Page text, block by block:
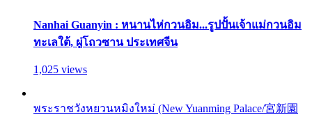
Nanhai Guanyin : หนานไห่กวนอิม...รูปปั้นเจ้าแม่กวนอิม
ทะเลใต้, ผู่โถวซาน ประเทศจีน
1,025 views
พระราชวังหยวนหมิงใหม่ (New Yuanming Palace/宮新園